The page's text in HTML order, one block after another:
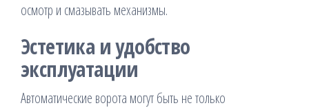
осмотр и смазывать механизмы.
Эстетика и удобство
эксплуатации
Автоматические ворота могут быть не только